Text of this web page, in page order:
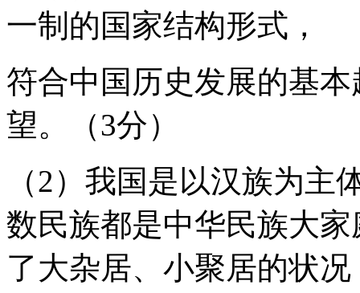
一制的国家结构形式，
符合中国历史发展的基
望。（3分）
（2）我国是以汉族为
数民族都是中华民族大
了大杂居、小聚居的状